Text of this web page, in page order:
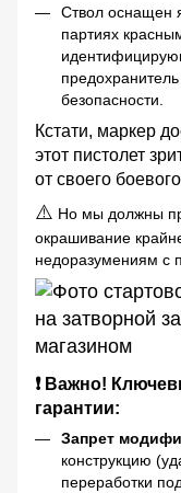
Ствол оснащен
партиях
безопасности.
Кстати, маркер
этот пистолет
от своего
⚠️ Но мы должны
окрашивание
недоразумениям с
❗ Важно!
гарантии:
Запрет
конструкцию
переработки